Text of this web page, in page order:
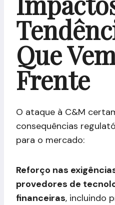
Que
Frente
O ataque à C&M
consequências
para o mercado:
Reforço nas
provedores de
financeiras, incluindo